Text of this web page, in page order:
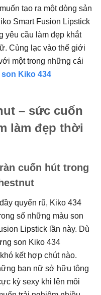
tạo ra một dòng sản
Smart Fusion Lipstick
yêu cầu làm đẹp khắt
Cùng lạc vào thế giới
một trong những cái
son Kiko 434
– sức cuốn
làm đẹp thời
cuốn hút trong
quyến rũ, Kiko 434
số những màu son
Lipstick lần này. Dù
son Kiko 434
kết hợp chút nào.
bạn nữ sở hữu tông
kỳ sexy khi lên môi